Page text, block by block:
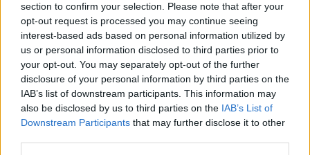
section to confirm your selection. Please note that after your
opt-out request is processed you may continue seeing
interest-based ads based on personal information utilized by
us or personal information disclosed to third parties prior to
your opt-out. You may separately opt-out of the further
disclosure of your personal information by third parties on the
IAB’s list of downstream participants. This information may
also be disclosed by us to third parties on the IAB’s List of
Downstream Participants that may further disclose it to other
Egy hajó, amin már egy éve is csak tátottam a szám.
Ha lenne végtelen mennyiségű pénzem (márpedig
nincs), akkor bizisten megvenném a CsuCsu által
végigjátszott szó szerint zászlóshajót. (CsuCsu nem
aprózza el, a legutóbbi kritikája sem egy kis darab.
Vajon hol tárolja a…
Olvasó játszik: 10212 Lambda-Class